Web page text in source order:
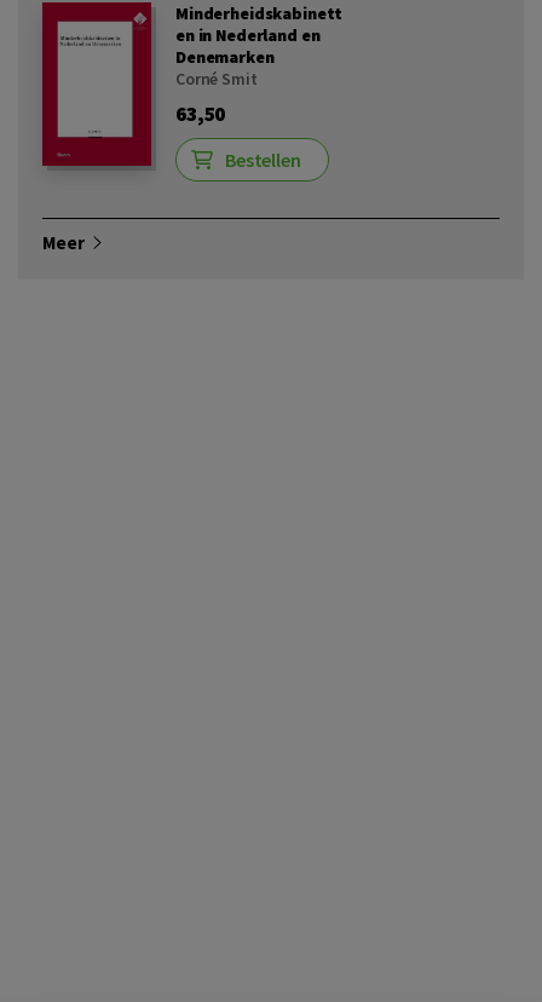
Minderheidskabinett
en in Nederland en
Denemarken
Corné Smit
63,50
Bestellen
Meer